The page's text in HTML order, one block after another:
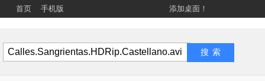
首页 手机版 添加桌面！